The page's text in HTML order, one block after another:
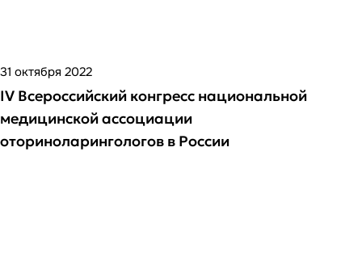
31 октября 2022
IV Всероссийский конгресс национальной
медицинской ассоциации
оториноларингологов в России